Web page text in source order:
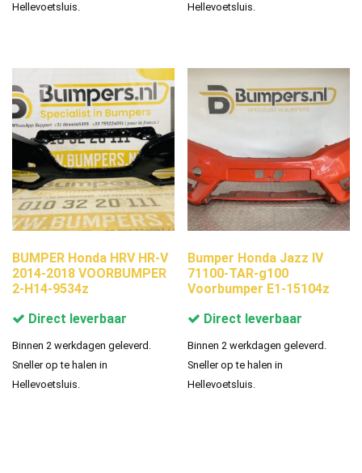
Hellevoetsluis.
Hellevoetsluis.
BUMPER Honda HRV HR-V
2014-2018 VOORBUMPER
2-H14-9534z
Direct leverbaar
Binnen 2 werkdagen geleverd.
Sneller op te halen in
Hellevoetsluis.
Bumper Honda Jazz IV
71100-TAR-g100
Voorbumper E1-15104z
Direct leverbaar
Binnen 2 werkdagen geleverd.
Sneller op te halen in
Hellevoetsluis.